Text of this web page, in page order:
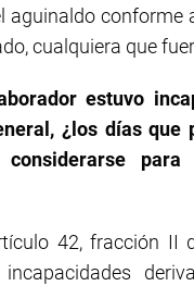
aguinaldo conforme
cualquiera que
estuvo
¿los días que
considerarse
42, fracción II